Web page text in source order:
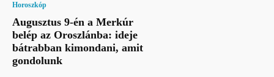
Horoszkóp
Augusztus 9-én a Merkúr
belép az Oroszlánba: ideje
bátrabban kimondani, amit
gondolunk